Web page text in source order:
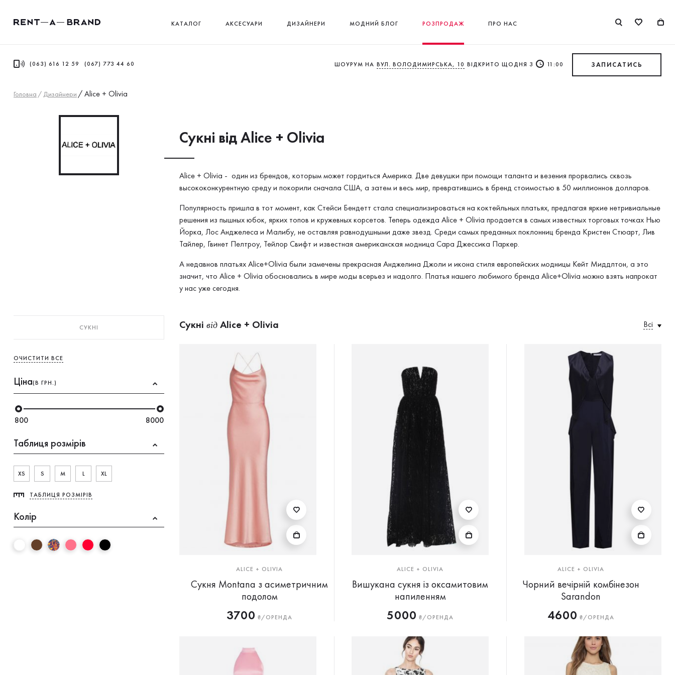
КАТАЛОГ АКСЕСУАРИ ДИЗАЙНЕРИ МОДНИЙ БЛОГ РОЗПРОДАЖ ПРО НАС
(063) 616 12 59 (067) 773 44 60 ШОУРУМ НА ВУЛ. ВОЛОДИМИРСЬКА, 10 ВІДКРИТО ЩОДНЯ З 11:00 ЗАПИСАТИСЬ
Головна / Дизайнери /Alice + Olivia
Сукнi від Alice + Olivia
Alice + Olivia - один из брендов, которым может гордиться Америка. Две девушки при помощи таланта и везения прорвались сквозь
высококонкурентную среду и покорили сначала США, а затем и весь мир, превратившись в бренд стоимостью в 50 миллионнов долларов.
Популярность пришла в тот момент, как Стейси Бендетт стала специализироваться на коктейльных платьях, предлагая яркие нетривиальные
решения из пышных юбок, ярких топов и кружевных корсетов. Теперь одежда Alice + Olivia продается в самых известных торговых точках Нью
Йорка, Лос Анджелеса и Малибу, не оставляя равнодушными даже звезд. Среди самых преданных поклонниц бренда Кристен Стюарт, Лив
Тайлер, Гвинет Пелтроу, Тейлор Свифт и известная американская модница Сара Джессика Паркер.
А недавнов платьях Alice+Olivia были замечены прекрасная Анджелина Джоли и икона стиля европейских модницы Кейт Миддлтон, а это
значит, что Alice + Olivia обосновались в мире моды всерьез и надолго. Платья нашего любимого бренда Alice+Olivia можно взять напрокат
у нас уже сегодня.
СУКНI
ОЧИСТИТИ ВСЕ
Ціна(В ГРН.)
800 8000
Таблиця розмірів
XS S M L XL
ТАБЛИЦЯ РОЗМІРІВ
Колір
Сукнi від Alice + Olivia Всі
ALICE + OLIVIA
Сукня Montana з асиметричним
подолом
3700 ₴/ОРЕНДА
ALICE + OLIVIA
Вишукана сукня із оксамитовим
напиленням
5000 ₴/ОРЕНДА
ALICE + OLIVIA
Чорний вечірній комбінезон
Sarandon
4600 ₴/ОРЕНДА